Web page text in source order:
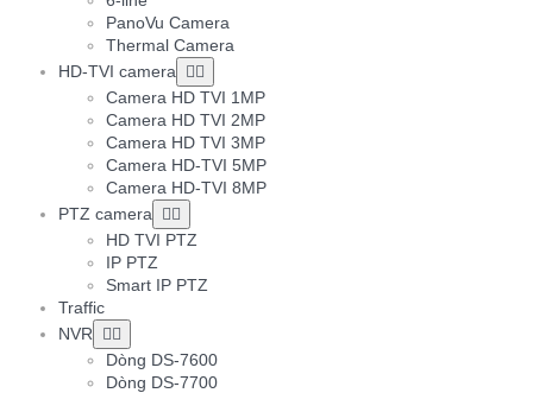
PanoVu Camera
Thermal Camera
HD-TVI camera
Camera HD TVI 1MP
Camera HD TVI 2MP
Camera HD TVI 3MP
Camera HD-TVI 5MP
Camera HD-TVI 8MP
PTZ camera
HD TVI PTZ
IP PTZ
Smart IP PTZ
Traffic
NVR
Dòng DS-7600
Dòng DS-7700